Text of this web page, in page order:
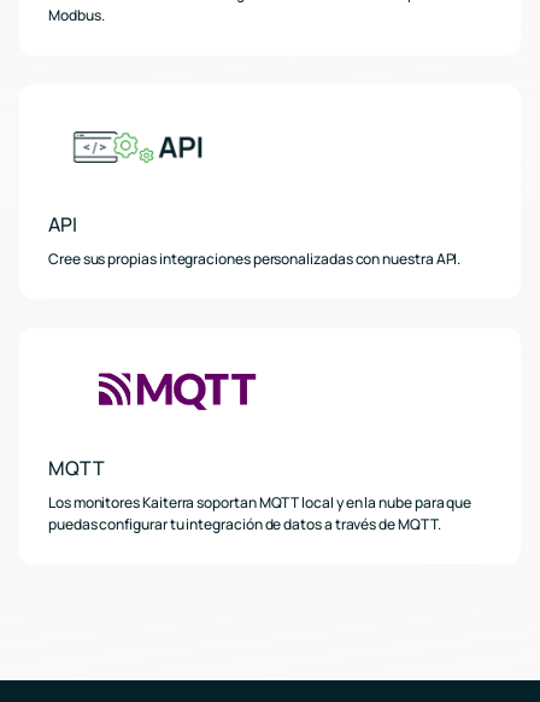
Modbus.
API
Cree sus propias integraciones personalizadas con nuestra API.
MQTT
Los monitores Kaiterra soportan MQTT local y en la nube para que
puedas configurar tu integración de datos a través de MQTT.